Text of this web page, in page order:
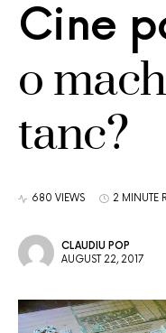
Cine
o
tanc?
680 VIEWS 2 MINUTE
CLAUDIU POP
AUGUST 22, 2017